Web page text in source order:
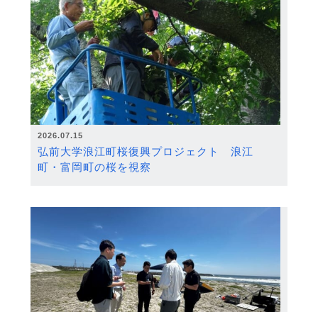
2026.07.15
弘前大学浪江町桜復興プロジェクト 浪江
町・富岡町の桜を視察